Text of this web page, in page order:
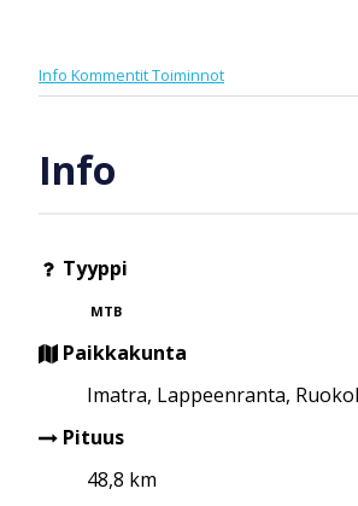
Info KommentitToiminnot
Info
Tyyppi
MTB
Paikkakunta
Imatra, Lappeenranta,
Pituus
48,8 km